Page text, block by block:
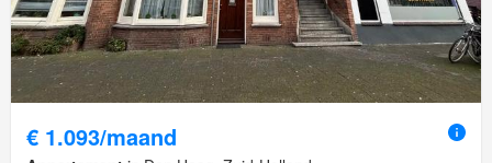
€ 1.093/maand